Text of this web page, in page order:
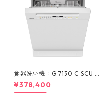
食器洗い機：G 7130 C SCU B
W (ホワイト/60cm) ＊標準ド
ア装備タイプ
¥378,400